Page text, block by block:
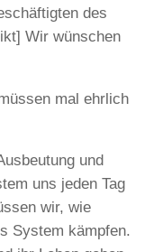
des
Wir wünschen
mal ehrlich
und
uns jeden Tag
wir, wie
System kämpfen.